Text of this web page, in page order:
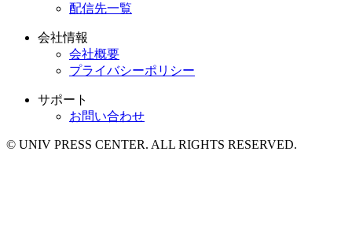
配信先一覧
会社情報
会社概要
プライバシーポリシー
サポート
お問い合わせ
© UNIV PRESS CENTER. ALL RIGHTS RESERVED.